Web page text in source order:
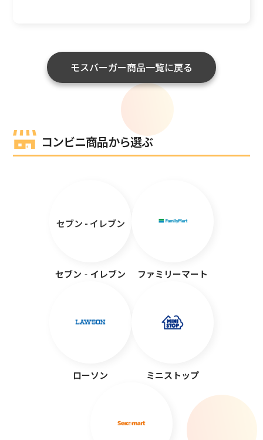
モスバーガー商品一覧に戻る
コンビニ商品から選ぶ
セブン - イレブン
セブン‐イレブン ファミリーマート
ローソン ミニストップ